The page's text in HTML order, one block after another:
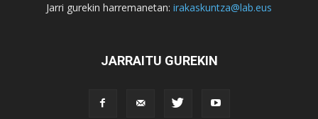
Jarri gurekin harremanetan: irakaskuntza@lab.eus
JARRAITU GUREKIN